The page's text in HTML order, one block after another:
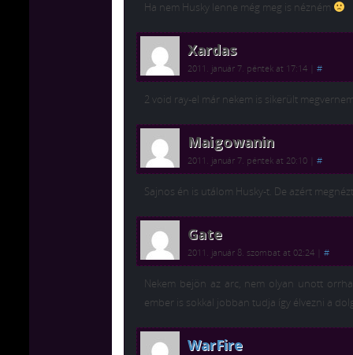
Ha nem Husky lenne még meg is nézném
Xardas
2011. január 7. péntek at 17:14 #
2 void ray-el már nekem is sikerült
Maigowanin
2011. január 7. péntek at 20:10 #
Sajnos én is utálom Husky-t. De azért
Gate
2011. január 8. szombat at 02:24 #
Nekem bejön az arc, nem olyan unott
ember is sokkal jobban tudja így élvezni a
WarFire